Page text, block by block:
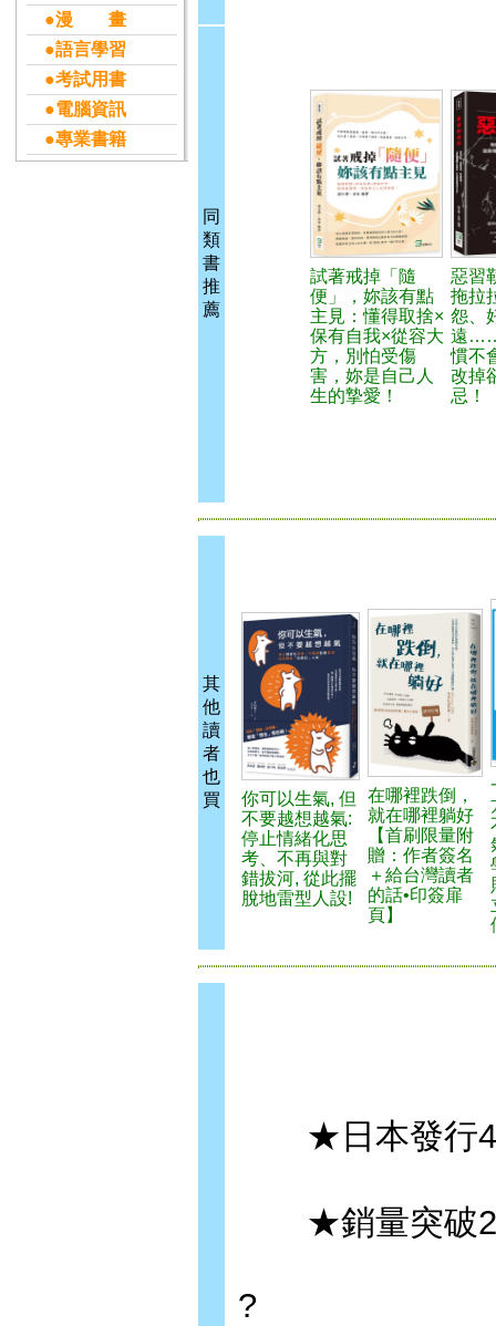
●漫 畫
●語言學習
●考試用書
●電腦資訊
●專業書籍
同
類
書
推
薦
試著戒掉「隨
便」，妳該有點
主見：懂得取捨×
保有自我×從容大
方，別怕受傷
害，妳是自己人
生的摯愛！
惡習
拖拉
怨、
遠
慣不
改掉
忌！
其
他
讀
者
也
買
你可以生氣, 但
不要越想越氣:
停止情緒化思
考、不再與對
錯拔河, 從此擺
脫地雷型人設!
在哪裡跌倒，
就在哪裡躺好
【首刷限量附
贈：作者簽名
＋給台灣讀者
的話•印簽扉
頁】
★日本發行4
★銷量突破
?